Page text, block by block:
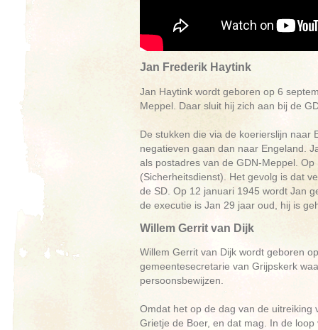
Jan Frederik Haytink
Jan Haytink wordt geboren op 6
Meppel. Daar sluit hij zich aan bij de
De stukken die via de koerierslijn naar
negatieven gaan dan naar Engeland.
als postadres van de GDN-Meppel.
(Sicherheitsdienst). Het gevolg is dat
de SD. Op 12 januari 1945 wordt Jan
de executie is Jan 29 jaar oud, hij is
Willem Gerrit van Dijk
Willem Gerrit van Dijk wordt geboren
gemeentesecretarie van Grijpskerk
persoonsbewijzen.
Omdat het op de dag van de uitreiking
Grietje de Boer, en dat mag. In de